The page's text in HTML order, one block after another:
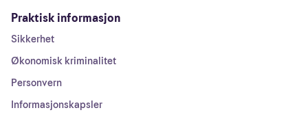
Praktisk informasjon
Sikkerhet
Økonomisk kriminalitet
Personvern
Informasjonskapsler